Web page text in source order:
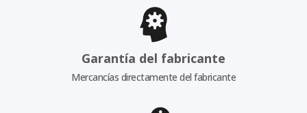
Garantía del fabricante
Mercancías directamente del fabricante